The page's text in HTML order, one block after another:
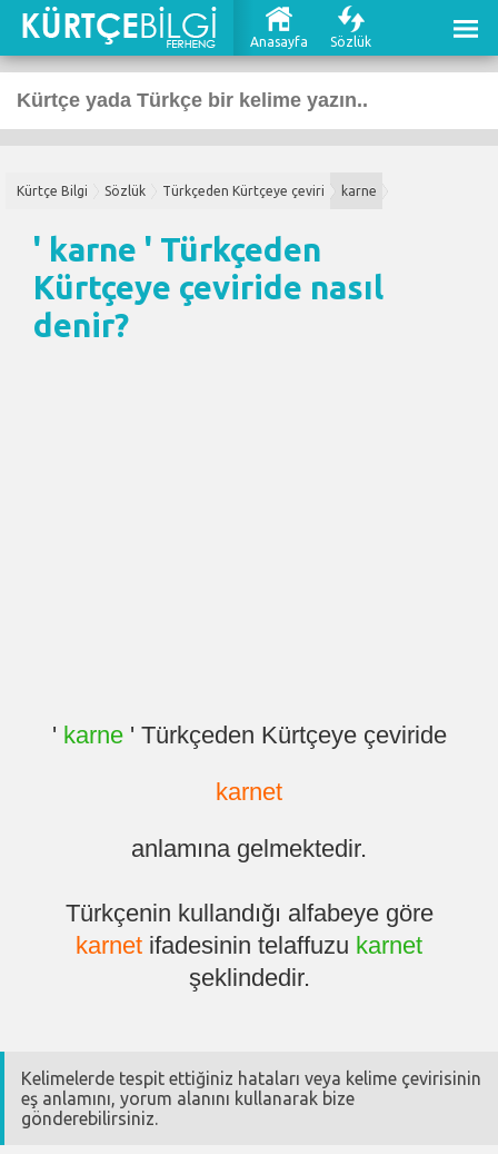
Anasayfa Sözlük
Kürtçe Bilgi Sözlük Türkçeden Kürtçeye çeviri karne
' karne ' Türkçeden
Kürtçeye çeviride nasıl
denir?
' karne' Türkçeden Kürtçeye çeviride
karnet
anlamına gelmektedir.
Türkçenin kullandığı alfabeye göre
karnet ifadesinin telaffuzu karnet
şeklindedir.
Kelimelerde tespit ettiğiniz hataları veya kelime çevirisinin
eş anlamını, yorum alanını kullanarak bize
gönderebilirsiniz.